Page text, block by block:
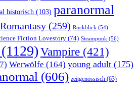
historisch (103) paranormal
Romantasy (259) Rückblick (54)
Fiction Lovestory (74) Steampunk (56)
(1129) Vampire (421)
Werwölfe (164) young adult (175)
(606) zeitgenössisch (63)